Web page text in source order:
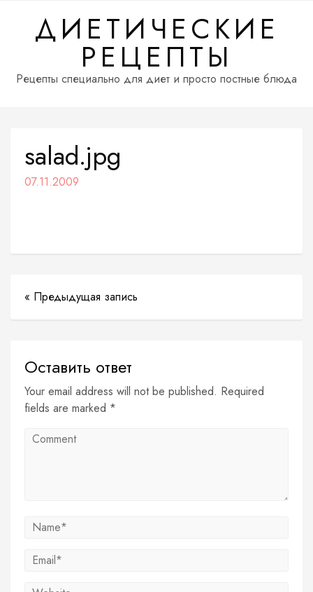
содержимомуДИЕТИЧЕСКИЕ
РЕЦЕПТЫ
Рецепты специально для диет и просто постные блюда
salad.jpg
07.11.2009
« Предыдущая запись
Оставить ответ
Your email address will not be published. Required
fields are marked *